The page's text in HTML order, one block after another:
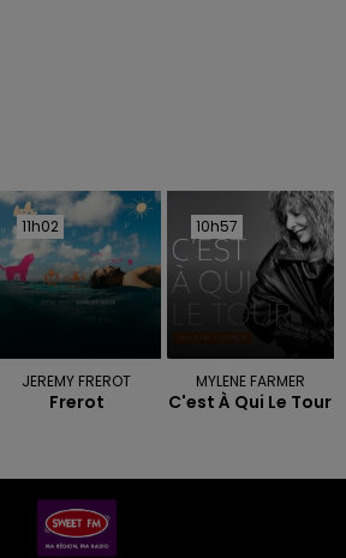
11h02
11h02
JEREMY FREROT
Frerot
10h57
10h57
MYLENE FARMER
C'est À Qui Le Tour